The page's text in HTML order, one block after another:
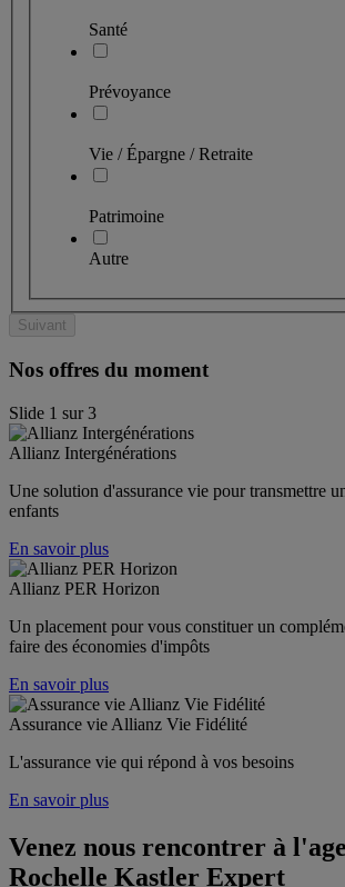
Santé
Prévoyance
Vie / Épargne / Retraite
Patrimoine
Autre
Suivant
Nos offres du moment
Slide 1 sur3
Allianz Intergénérations
Une solution d'assurance vie pour transmettre
enfants
En savoir plus
Allianz PER Horizon
Un placement pour vous constituer un
faire des économies d'impôts
En savoir plus
Assurance vie Allianz Vie Fidélité
L'assurance vie qui répond à vos besoins
En savoir plus
Venez nous rencontrer à
Rochelle Kastler Expert